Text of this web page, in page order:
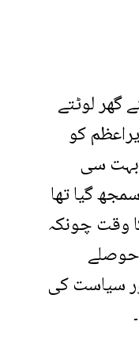
گھر لوٹتے
کو
بہت سی
گیا تھا
وقت چونکہ
حوصلے
سیاست کی